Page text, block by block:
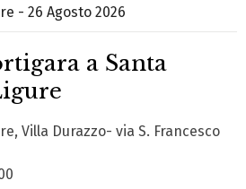
- 26 Agosto 2026
a Santa
Villa Durazzo- via S. Francesco